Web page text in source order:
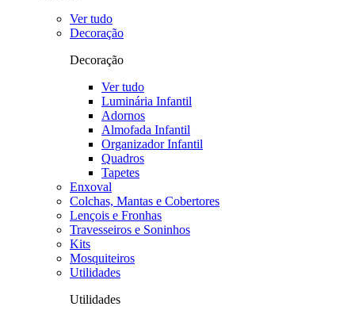
Ver tudo
Decoração
Decoração
Ver tudo
Luminária Infantil
Adornos
Almofada Infantil
Organizador Infantil
Quadros
Tapetes
Enxoval
Colchas, Mantas e Cobertores
Lençois e Fronhas
Travesseiros e Soninhos
Kits
Mosquiteiros
Utilidades
Utilidades